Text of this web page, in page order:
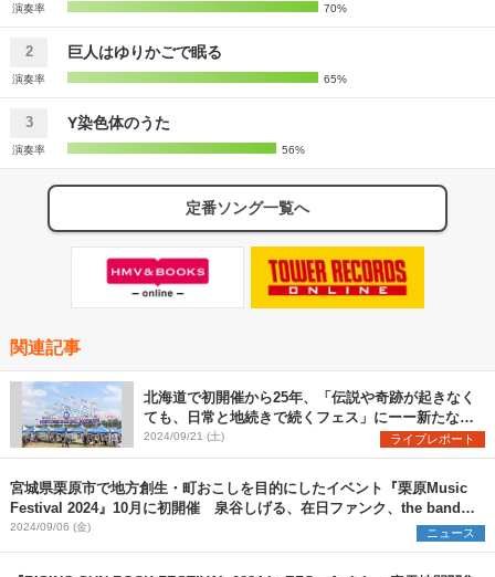
演奏率 70%
2 巨人はゆりかごで眠る
演奏率 65%
3 Y染色体のうた
演奏率 56%
定番ソング一覧へ
関連記事
北海道で初開催から25年、「伝説や奇跡が起きなく
ても、日常と地続きで続くフェス」にーー新たな価
値観が生まれた『RISING SUN ROCK FESTIVAL
2024 in EZO』を振り返る
2024/09/21 (土) ライブレポート
宮城県栗原市で地方創生・町おこしを目的にしたイベント『栗原Music
Festival 2024』10月に初開催 泉谷しげる、在日ファンク、the band
apart、mol-74ら出演
2024/09/06 (金) ニュース